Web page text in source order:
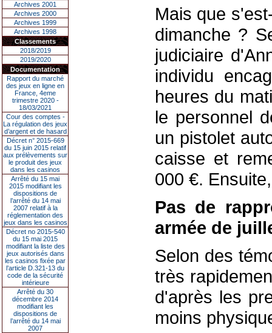
Archives 2001
Archives 2000
Archives 1999
Archives 1998
Classements
2018/2019
2019/2020
Documentation
Rapport du marché
des jeux en ligne en
France, 4eme
trimestre 2020 -
18/03/2021
Cour des comptes -
La régulation des jeux
d’argent et de hasard
Décret n° 2015-669
du 15 juin 2015 relatif
aux prélèvements sur
le produit des jeux
dans les casinos
Arrêté du 15 mai
2015 modifiant les
dispositions de
l’arrêté du 14 mai
2007 relatif à la
réglementation des
jeux dans les casinos
Décret no 2015-540
du 15 mai 2015
modifiant la liste des
jeux autorisés dans
les casinos fixée par
l’article D.321-13 du
code de la sécurité
intérieure
Arrêté du 30
décembre 2014
modifiant les
dispositions de
l’arrêté du 14 mai
2007
Mais que
dimanche ?
judiciaire
individu
heures du
le personnel
un pistolet
caisse et
000 €.
Pas de
armée de
Selon des
très
d'après les
moins